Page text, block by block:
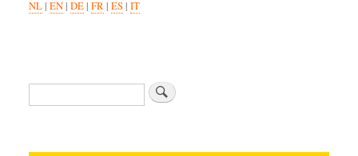
NL| EN| DE| FR| ES| IT
Search